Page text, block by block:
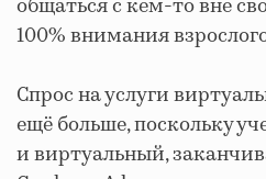
общаться с кем-то вне
100% внимания
Спрос на услуги
ещё больше, поскольку
и виртуальный,